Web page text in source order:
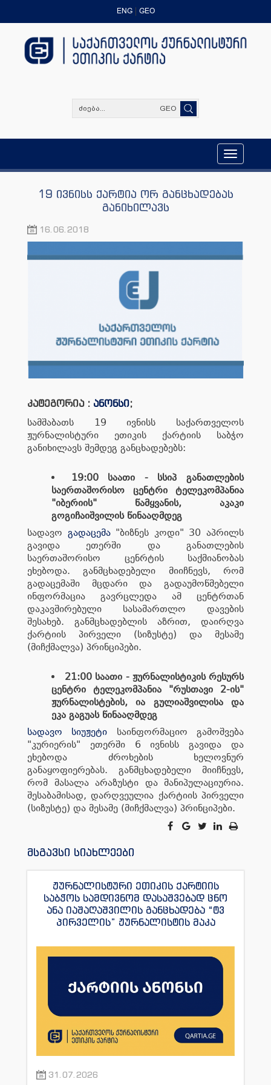
ENG GEO
GEO
Toggle
navigation
19 ივნისს ქარტია ორ განცხადებას
განიხილავს
16.06.2018
კატეგორია : ანონსი;
სამშაბათს 19 ივნისს საქართველოს
ჟურნალისტური ეთიკის ქარტიის საბჭო
განიხილავს შემდეგ განცხადებებს:
19:00 საათი - სსიპ განათლების
საერთაშორისო ცენტრი ტელეკომპანია
"იბერიის" წამყვანის, აკაკი
გოგიჩაიშვილის წინააღმდეგ
სადავო გადაცემა"ბიზნეს კოდი" 30 აპრილს
გავიდა ეთერში და განათლების
საერთაშორისო ცენრტის საქმიანობას
ეხებოდა. განმცხადებელი მიიჩნევს, რომ
გადაცემაში მცდარი და გადაუმოწმებელი
ინფორმაცია გავრცლედა ამ ცენტრთან
დაკავშირებული სასამართლო დავების
შესახებ. განმცხადებლის აზრით, დაირღვა
ქარტიის პირველი (სიზუსტე) და მესამე
(მიჩქმალვა) პრინციპები.
21:00 საათი - ჟურნალისტიკის რესურს
ცენტრი ტელეკომპანია "რუსთავი 2-ის"
ჟურნალისტების, ია გულიაშვილისა და
ეკა გაგუას წინააღმდეგ
სადავო სიუჟეტი საინფორმაციო გამოშვება
"კურიერის" ეთერში 6 ივნისს გავიდა და
ეხებოდა ძროხების ხელოვნურ
განაყოფიერებას. განმცხადებელი მიიჩნევს,
რომ მასალა არაზუსტი და მანიპულაციურია.
შესაბამისად, დარღვეულია ქარტიის პირველი
(სიზუსტე) და მესამე (მიჩქმალვა) პრინციპები.
მსგავსი სიახლეები
ჟურნალისტური ეთიკის ქარტიის
საბჭოს სამდივნომ დასაშვებად ცნო
ანა იაშაღაშვილის განცხადება “ტვ
პირველის” ჟურნალისტის მაკა
31.07.2026